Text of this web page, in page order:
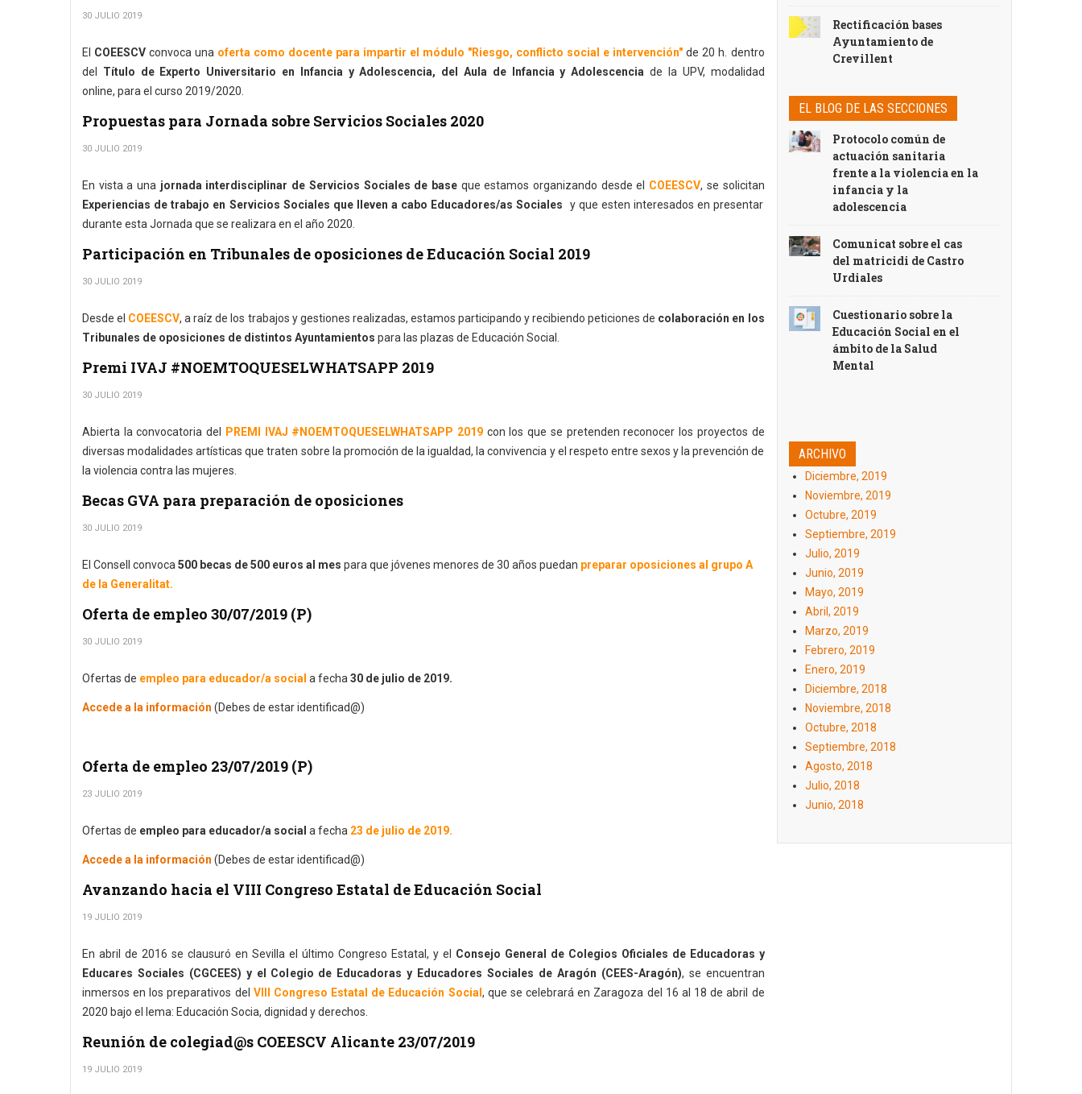
30 JULIO 2019
El COEESCVconvoca una oferta como docente para impartir el módulo "Riesgo, conflicto social e intervención"de 20 h. dentro
del Título de Experto Universitario en Infancia y Adolescencia, del Aula de Infancia y Adolescencia de la UPV, modalidad
online, para el curso 2019/2020.
Propuestas para Jornada sobre Servicios Sociales 2020
30 JULIO 2019
En vista a una jornada interdisciplinar de Servicios Sociales de baseque estamos organizando desde el COEESCV, se solicitan
Experiencias de trabajo en Servicios Sociales que lleven a cabo Educadores/as Sociales y que esten interesados en presentar
durante esta Jornada que se realizara en el año 2020.
Participación en Tribunales de oposiciones de Educación Social 2019
30 JULIO 2019
Desde el COEESCV, a raíz de los trabajos y gestiones realizadas, estamos participando y recibiendo peticiones de colaboración en los
Tribunales de oposiciones de distintos Ayuntamientos para las plazas de Educación Social.
Premi IVAJ #NOEMTOQUESELWHATSAPP 2019
30 JULIO 2019
Abierta la convocatoria del PREMI IVAJ #NOEMTOQUESELWHATSAPP 2019 con los que se pretenden reconocer los proyectos de
diversas modalidades artísticas que traten sobre la promoción de la igualdad, la convivencia y el respeto entre sexos y la prevención de
la violencia contra las mujeres.
Becas GVA para preparación de oposiciones
30 JULIO 2019
El Consell convoca 500 becas de 500 euros al mes para que jóvenes menores de 30 años puedan preparar oposiciones al grupo A
de la Generalitat.
Oferta de empleo 30/07/2019 (P)
30 JULIO 2019
Ofertas de empleo para educador/a social a fecha 30 de julio de 2019.
Accede a la información (Debes de estar identificad@)
Oferta de empleo 23/07/2019 (P)
23 JULIO 2019
Ofertas de empleo para educador/a social a fecha 23 de julio de 2019.
Accede a la información (Debes de estar identificad@)
Avanzando hacia el VIII Congreso Estatal de Educación Social
19 JULIO 2019
En abril de 2016 se clausuró en Sevilla el último Congreso Estatal, y el Consejo General de Colegios Oficiales de Educadoras y
Educares Sociales (CGCEES) y el Colegio de Educadoras y Educadores Sociales de Aragón (CEES-Aragón), se encuentran
inmersos en los preparativos del VIII Congreso Estatal de Educación Social , que se celebrará en Zaragoza del 16 al 18 de abril de
2020 bajo el lema: Educación Socia, dignidad y derechos.
Reunión de colegiad@s COEESCV Alicante 23/07/2019
19 JULIO 2019
Rectificación bases
Ayuntamiento de
Crevillent
EL BLOG DE LAS SECCIONES
Protocolo común de
actuación sanitaria
frente a la violencia en la
infancia y la
adolescencia
Comunicat sobre el cas
del matricidi de Castro
Urdiales
Cuestionario sobre la
Educación Social en el
ámbito de la Salud
Mental
ARCHIVO
Diciembre, 2019
Noviembre, 2019
Octubre, 2019
Septiembre, 2019
Julio, 2019
Junio, 2019
Mayo, 2019
Abril, 2019
Marzo, 2019
Febrero, 2019
Enero, 2019
Diciembre, 2018
Noviembre, 2018
Octubre, 2018
Septiembre, 2018
Agosto, 2018
Julio, 2018
Junio, 2018